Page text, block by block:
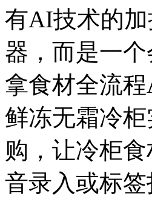
有AI技术的
器，而是一
拿食材全流
鲜冻无霜冷
购，让冷柜
音录入或标